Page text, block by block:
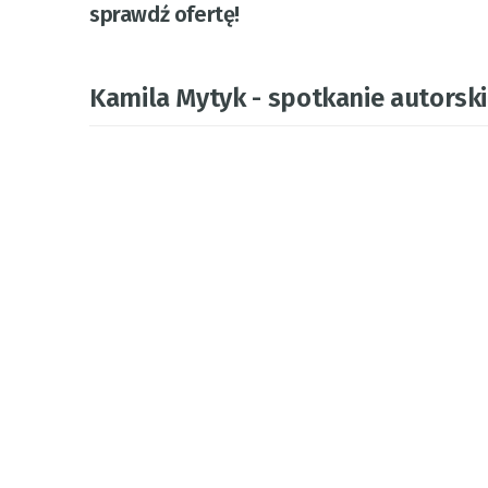
sprawdź ofertę!
Kamila Mytyk - spotkanie